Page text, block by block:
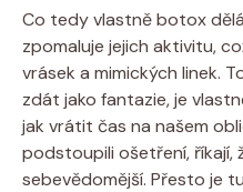
Co tedy vlastně botox
zpomaluje⁣ jejich aktivitu,
vrásek ⁤a⁣ mimických ​linek.
zdát jako fantazie, je
jak vrátit čas​ na našem⁤
podstoupili ošetření, říkají,
sebevědomější. Přesto je